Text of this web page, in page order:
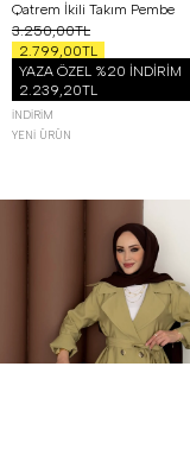
Qatrem İkili Takım Pembe
3.250,00TL
2.799,00TL
YAZA ÖZEL %20 İNDİRİM
2.239,20TL
İNDIRIM
YENI ÜRÜN